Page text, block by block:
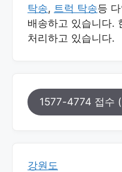
탁송, 트럭 탁송등
배송하고 있습니다.
처리하고 있습니다.
1577-4774 접수
강원도